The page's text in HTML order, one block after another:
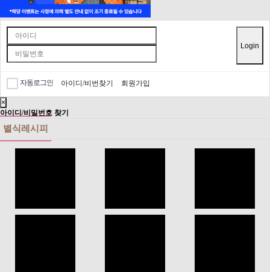
Login
자동로그인 아이디/비번찾기 회원가입
×
아이디/비밀번호 찾기
별식레시피